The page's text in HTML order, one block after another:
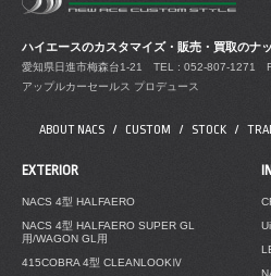
ハイエースのカスタマイズ・販売・買取のナ
愛知県日進市梅森台1-21 TEL : 052-807-1271
アップルカーセールス プロデュース
ABOUT NACS CUSTOM STOCK
EXTERIOR
NACS 4型 HALFAERO
NACS 4型 HALFAERO SUPER GL
用/WAGON GL用
415COBRA 4型 CLEANLOOKⅣ